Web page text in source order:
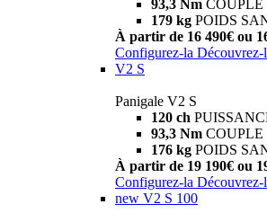
93,3 Nm COUPLE
179 kg POIDS
À partir de 16 490€ ou
Configurez-la Découvrez-
V2 S
Panigale V2 S
120 ch
93,3 Nm COUPLE
176 kg POIDS
À partir de 19 190€ ou
Configurez-la Découvrez-
new V2 S 100